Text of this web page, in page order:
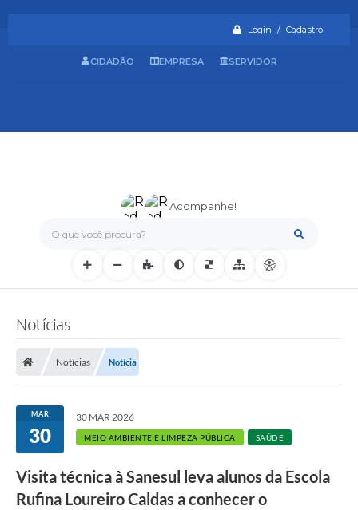
Login / Cadastro
O que você procura?
Acompanhe!
CIDADÃO EMPRESA SERVIDOR
Notícias
Notícias Notícia
MAR
30
30 MAR 2026
MEIO AMBIENTE E LIMPEZA PÚBLICA SAÚDE
Visita técnica à Sanesul leva alunos da Escola
Rufina Loureiro Caldas a conhecer o